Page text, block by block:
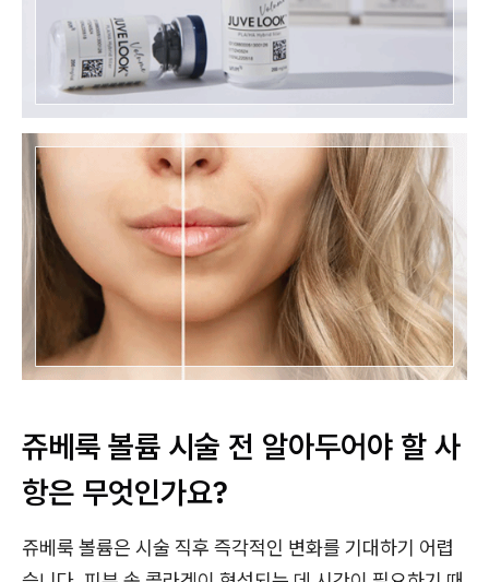
쥬베룩 볼륨 시술 전 알아두어야 할 사
항은 무엇인가요?
쥬베룩 볼륨은 시술 직후 즉각적인 변화를 기대하기 어렵